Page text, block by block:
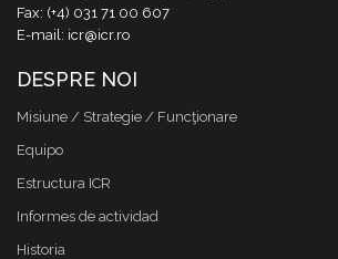
Fax: (+4) 031 71 00 607
E-mail: icr@icr.ro
DESPRE NOI
Misiune / Strategie / Funcţionare
Equipo
Estructura ICR
Informes de actividad
Historia